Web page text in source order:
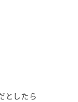
としたら